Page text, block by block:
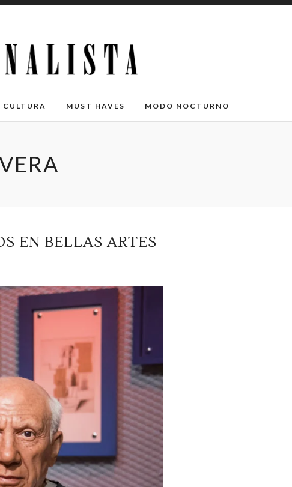
CULTURA MUST HAVES MODO NOCTURNO
EN BELLAS ARTES